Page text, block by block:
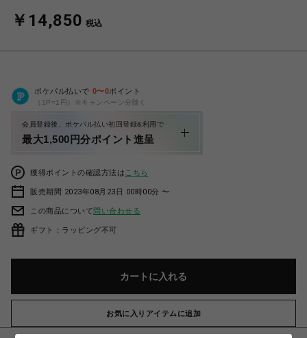
￥14,850 税込
ポケパル払いで 0〜0ポイント
（1P=1円）※キャンペーン分除く
会員登録後、ポケパル払い初回登録&利用で
最大1,500円分ポイント進呈
獲得ポイントの確認方法は こちら
販売期間 2023年08月23日 00時00分 〜
この商品について問い合わせる
ギフト：ラッピング不可
カートに入れる
お気に入りアイテムに追加